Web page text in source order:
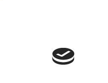
mail@flexiriste.no
27601677